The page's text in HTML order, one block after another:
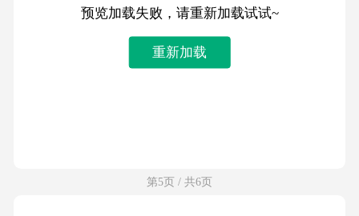
预览加载失败，请重新加载试试~
重新加载
第5页 / 共6页